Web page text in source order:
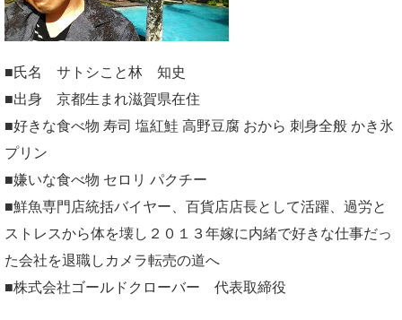
■氏名 サトシこと林 知史
■出身 京都生まれ滋賀県在住
■好きな食べ物 寿司 塩紅鮭 高野豆腐 おから 刺身全般 かき氷
プリン
■嫌いな食べ物 セロリ パクチー
■鮮魚専門店統括バイヤー、百貨店店長として活躍、過労と
ストレスから体を壊し２０１３年嫁に内緒で好きな仕事だっ
た会社を退職しカメラ転売の道へ
■株式会社ゴールドクローバー 代表取締役